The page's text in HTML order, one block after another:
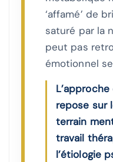
‘affamé’ de
saturé par la
peut pas
émotionnel
repose sur
terrain
travail
l’étiologie